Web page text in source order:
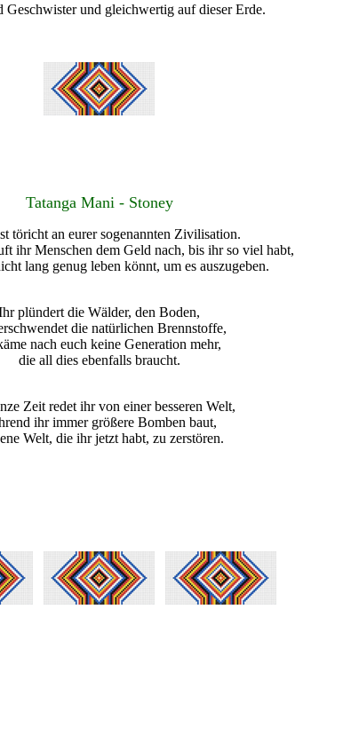
Geschwister und gleichwertig auf dieser Erde.
Tatanga Mani - Stoney
töricht an eurer sogenannten Zivilisation.
ihr Menschen dem Geld nach, bis ihr so viel habt,
lang genug leben könnt, um es auszugeben.
plündert die Wälder, den Boden,
die natürlichen Brennstoffe,
nach euch keine Generation mehr,
die all dies ebenfalls braucht.
Zeit redet ihr von einer besseren Welt,
ihr immer größere Bomben baut,
Welt, die ihr jetzt habt, zu zerstören.